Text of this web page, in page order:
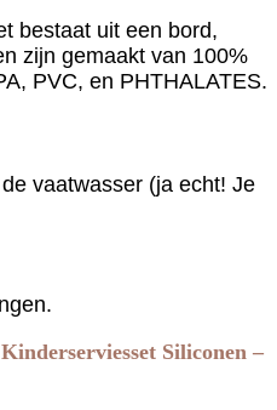
bestaat uit een bord,
zijn gemaakt van 100%
PVC, en PHTHALATES.
vaatwasser (ja echt! Je
Siliconen –